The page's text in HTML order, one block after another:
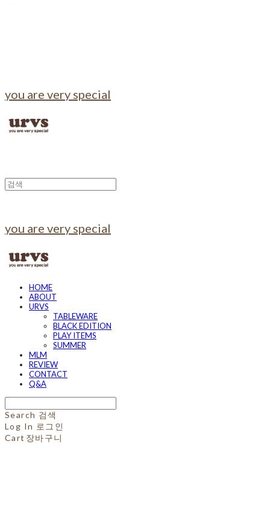
you are very special
you are very special
HOME
ABOUT
URVS
TABLEWARE
BLACK EDITION
PLAY ITEMS
SUMMER
MLM
REVIEW
CONTACT
Q&A
Search 검색
Log In 로그인
Cart 장바구니